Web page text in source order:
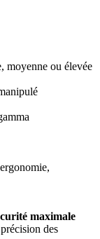
moyenne ou élevée
maximale
des